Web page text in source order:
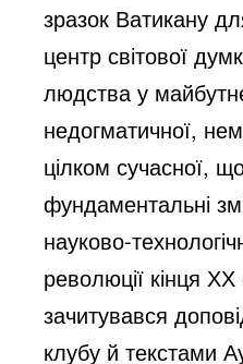
зразок Ватикану
центр світової
людства у
недогматичної,
цілком сучасної,
фундаментальні
науково-
революції кінця ХХ
зачитувався
клубу й текстами